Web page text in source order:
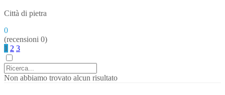
Città di pietra
0
(recensioni 0)
1 2 3
Non abbiamo trovato alcun risultato